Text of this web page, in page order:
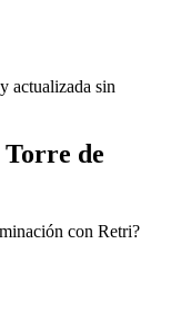
actualizada sin
Torre de
con Retri?